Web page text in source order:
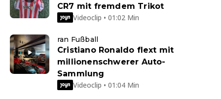
CR7 mit fremdem Trikot
Videoclip • 01:02 Min
ran Fußball
Cristiano Ronaldo flext mit
millionenschwerer Auto-
Sammlung
Videoclip • 01:04 Min